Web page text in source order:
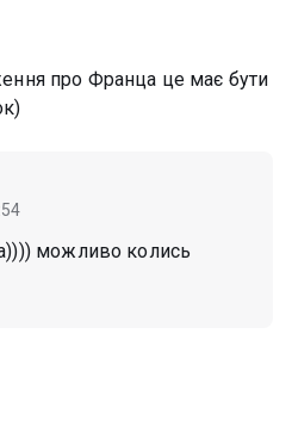
про Франца це має бути
можливо колись